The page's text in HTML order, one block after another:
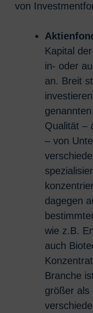
von
Kapital
in- oder
an. Breit
Qualität –
– von
dagegen
wie z.B.
auch
Branche
größer als